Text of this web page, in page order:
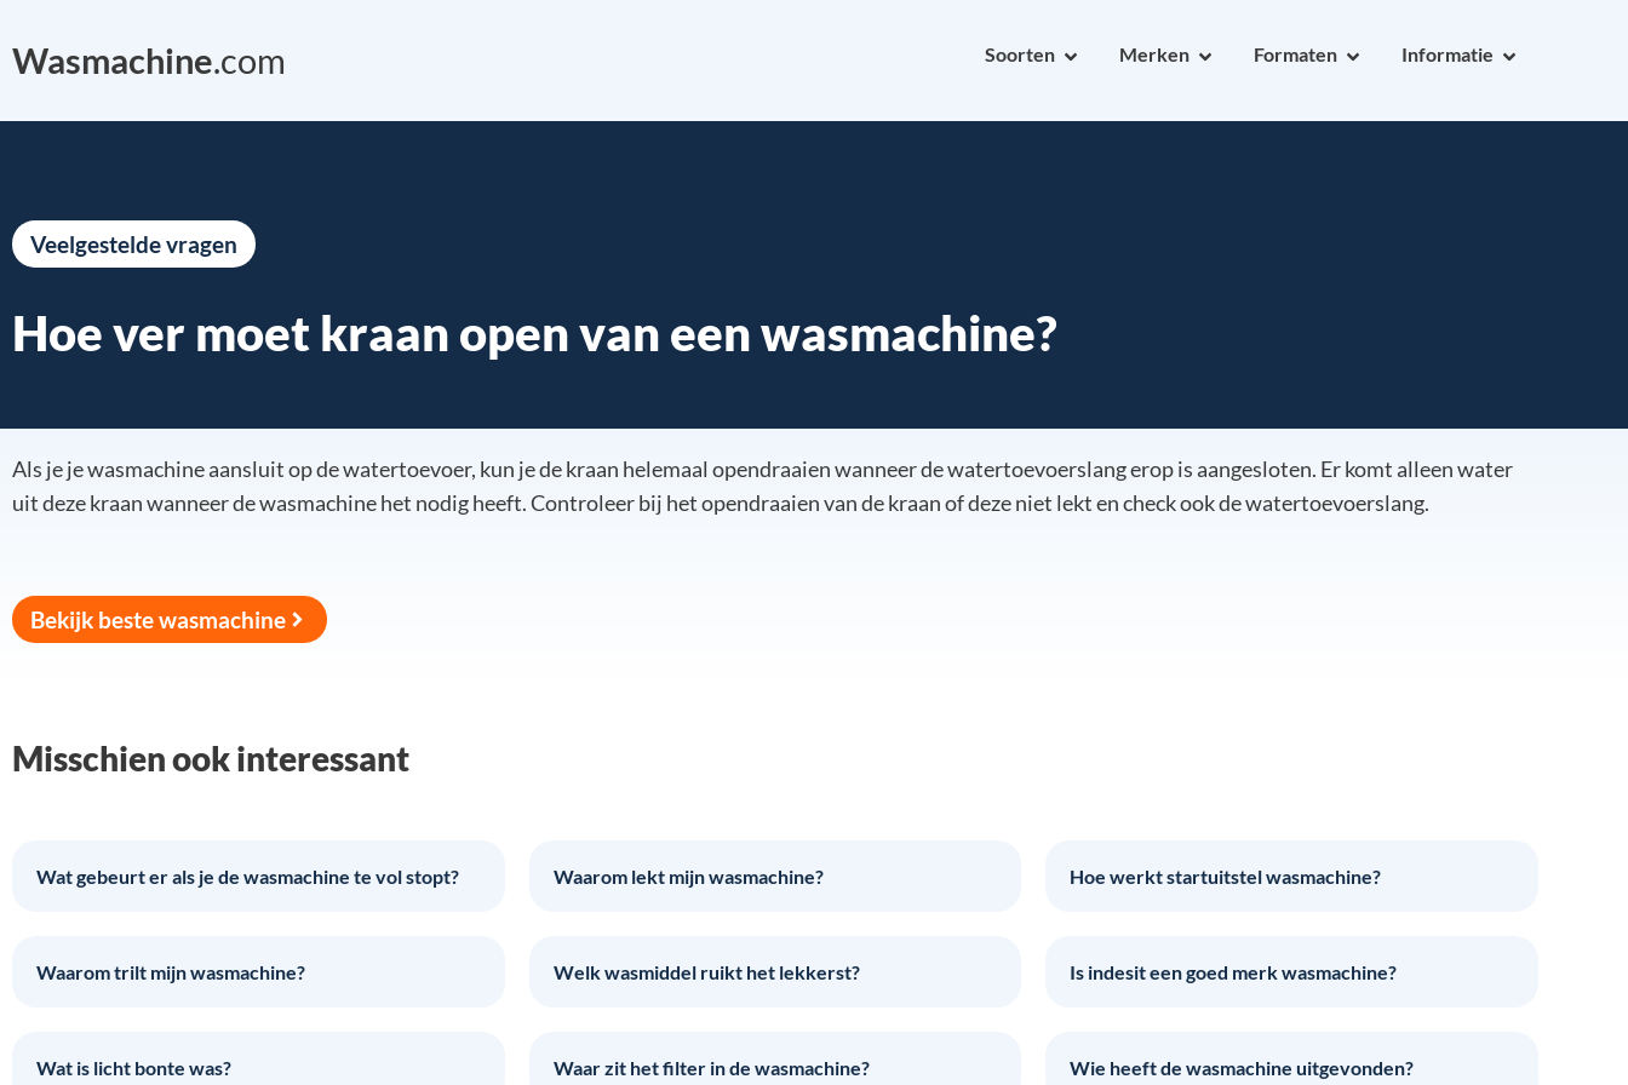
Wasmachine.com Soorten Merken Formaten Informatie
Veelgestelde vragen
Hoe ver moet kraan open van een wasmachine?
Als je je wasmachine aansluit op de watertoevoer, kun je de kraan helemaal opendraaien wanneer de watertoevoerslang erop is aangesloten. Er komt alleen water
uit deze kraan wanneer de wasmachine het nodig heeft. Controleer bij het opendraaien van de kraan of deze niet lekt en check ook de watertoevoerslang.
Bekijk beste wasmachine
Misschien ook interessant
Wat gebeurt er als je de wasmachine te vol stopt? Waarom lekt mijn wasmachine? Hoe werkt startuitstel wasmachine?
Waarom trilt mijn wasmachine? Welk wasmiddel ruikt het lekkerst? Is indesit een goed merk wasmachine?
Wat is licht bonte was? Waar zit het filter in de wasmachine? Wie heeft de wasmachine uitgevonden?